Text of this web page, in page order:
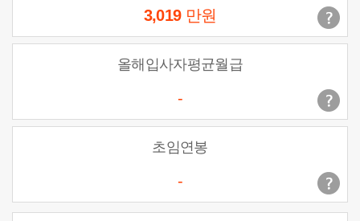
3,019 만원
올해입사자평균월급
-
초임연봉
-